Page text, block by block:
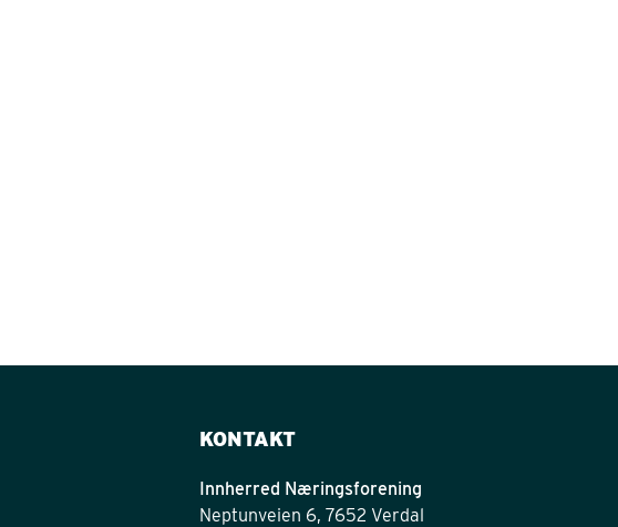
KONTAKT
Innherred Næringsforening
Neptunveien 6, 7652 Verdal